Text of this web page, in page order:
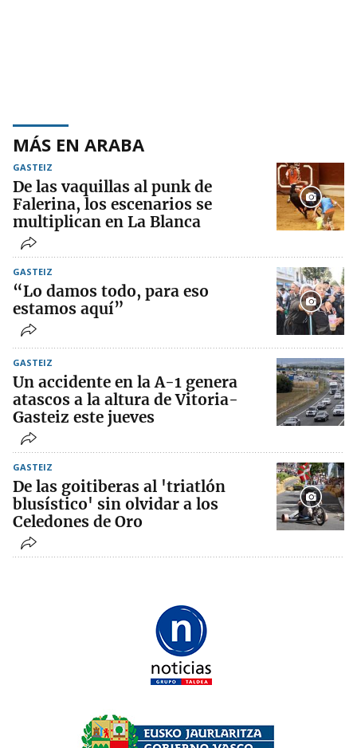
MÁS EN ARABA
GASTEIZ
De las vaquillas al punk de
Falerina, los escenarios se
multiplican en La Blanca
GASTEIZ
“Lo damos todo, para eso
estamos aquí”
GASTEIZ
Un accidente en la A-1 genera
atascos a la altura de Vitoria-
Gasteiz este jueves
GASTEIZ
De las goitiberas al 'triatlón
blusístico' sin olvidar a los
Celedones de Oro